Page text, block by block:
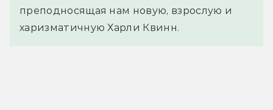
преподносящая нам новую, взрослую и
харизматичную Харли Квинн.